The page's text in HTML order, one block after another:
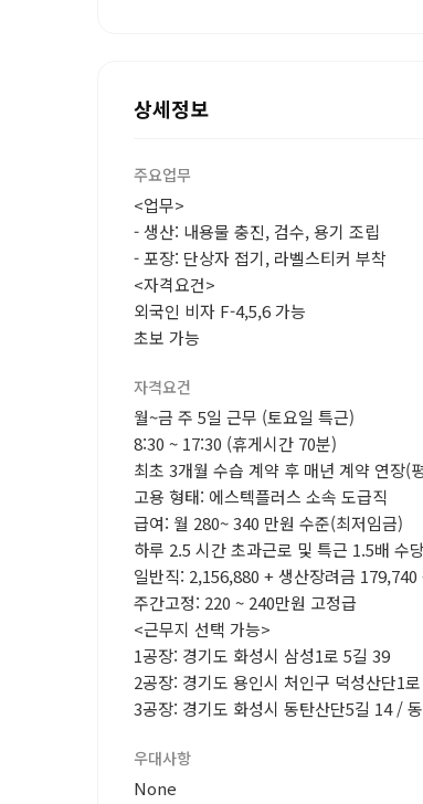
상세정보
주요업무
<업무>
- 생산: 내용물 충진, 검수, 용기 조립
- 포장: 단상자 접기, 라벨스티커 부착
<자격요건>
외국인 비자 F-4,5,6 가능
초보 가능
자격요건
월~금 주 5일 근무 (토요일 특근)
8:30 ~ 17:30 (휴게시간 70분)
최초 3개월 수습 계약 후 매년 계약 연장(
고용 형태: 에스텍플러스 소속 도급직
급여: 월 280~ 340 만원 수준(최저임금)
하루 2.5 시간 초과근로 및 특근 1.5배 수
일반직: 2,156,880 + 생산장려금
주간고정: 220 ~ 240만원 고정급
<근무지 선택 가능>
1공장: 경기도 화성시 삼성1로 5길 39
2공장: 경기도 용인시 처인구 덕성산단1
3공장: 경기도 화성시 동탄산단5길 14 /
우대사항
None